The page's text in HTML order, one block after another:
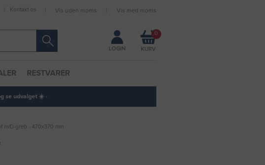
Forbliv logget ind
Kontakt os Vis uden moms Vis med moms
LOGIN
0
RESTVARER
se udvalget ☀️ ·
m/D-greb - 470x370 mm